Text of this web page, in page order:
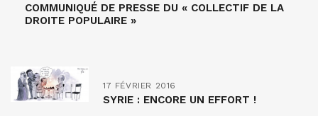
COMMUNIQUÉ DE PRESSE DU « COLLECTIF DE LA
DROITE POPULAIRE »
17 FÉVRIER 2016
SYRIE : ENCORE UN EFFORT !